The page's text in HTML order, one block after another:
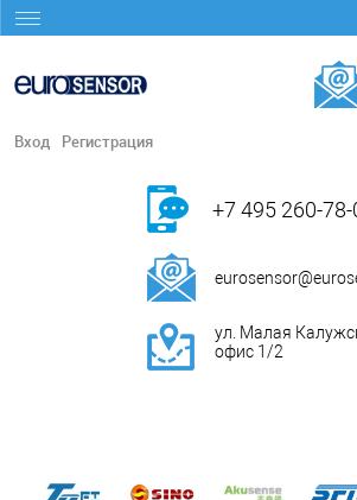
Вход Регистрация
+7 495 260-78-
ул. Малая
офис 1/2